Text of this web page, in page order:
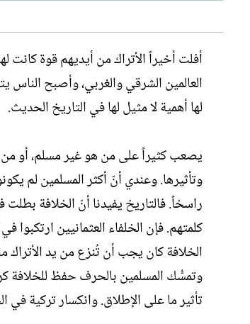
أفلت أخيراً الأتراك من أيديهم قوة
العالمين الشرقي والغربي، وأصبح
لها أهمية لا مثيل لها في التاريخ الحديث.
يصعب كثيراً على من هو غير مسلم، أو من
وتأثيرها. وعندي أنّ أكثر المسلمين لم
راسخاً. فالتاريخ يفيدنا أنّ الخلافة
كلمتهم. فإن الخلفاء العثمانيين ارتكبوا
الخلافة كان يجب أن تُنزع من يد
وتمسُّك المسلمين بالحرف حفظ للخلافة
تأثير ما على الإطلاق. وانكسار تركية